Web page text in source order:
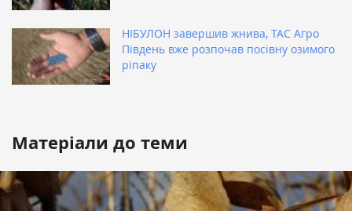
НІБУЛОН завершив жнива, ТАС Агро
Південь вже розпочав посівну озимого
ріпаку
Матеріали до теми